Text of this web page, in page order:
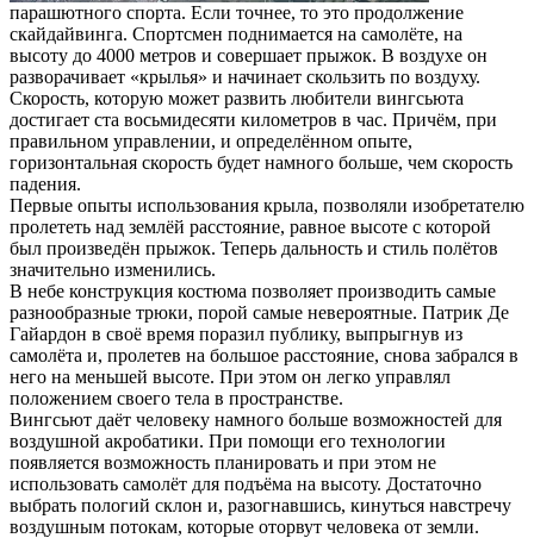
парашютного спорта. Если точнее, то это продолжение
скайдайвинга. Спортсмен поднимается на самолёте, на
высоту до 4000 метров и совершает прыжок. В воздухе он
разворачивает «крылья» и начинает скользить по воздуху.
Скорость, которую может развить любители вингсьюта
достигает ста восьмидесяти километров в час. Причём, при
правильном управлении, и определённом опыте,
горизонтальная скорость будет намного больше, чем скорость
падения.
Первые опыты использования крыла, позволяли изобретателю
пролететь над землёй расстояние, равное высоте с которой
был произведён прыжок. Теперь дальность и стиль полётов
значительно изменились.
В небе конструкция костюма позволяет производить самые
разнообразные трюки, порой самые невероятные. Патрик Де
Гайардон в своё время поразил публику, выпрыгнув из
самолёта и, пролетев на большое расстояние, снова забрался в
него на меньшей высоте. При этом он легко управлял
положением своего тела в пространстве.
Вингсьют даёт человеку намного больше возможностей для
воздушной акробатики. При помощи его технологии
появляется возможность планировать и при этом не
использовать самолёт для подъёма на высоту. Достаточно
выбрать пологий склон и, разогнавшись, кинуться навстречу
воздушным потокам, которые оторвут человека от земли.